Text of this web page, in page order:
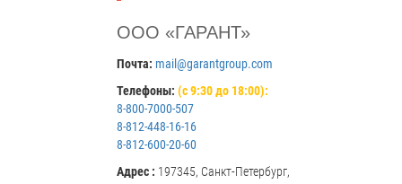
ООО «ГАРАНТ»
Почта: mail@garantgroup.com
Телефоны: (с 9:30 до 18:00):
8-800-7000-507
8-812-448-16-16
8-812-600-20-60
Адрес : 197345, Санкт-Петербург,